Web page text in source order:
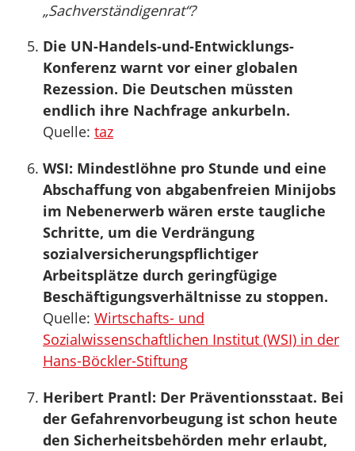
„Sachverständigenrat“?
Die UN-Handels-und-Entwicklungs-
Konferenz warnt vor einer globalen
Rezession. Die Deutschen müssten
endlich ihre Nachfrage ankurbeln.
Quelle: taz
WSI: Mindestlöhne pro Stunde und eine
Abschaffung von abgabenfreien Minijobs
im Nebenerwerb wären erste taugliche
Schritte, um die Verdrängung
sozialversicherungspflichtiger
Arbeitsplätze durch geringfügige
Beschäftigungsverhältnisse zu stoppen.
Quelle: Wirtschafts- und
Sozialwissenschaftlichen Institut (WSI) in der
Hans-Böckler-Stiftung
Heribert Prantl: Der Präventionsstaat. Bei
der Gefahrenvorbeugung ist schon heute
den Sicherheitsbehörden mehr erlaubt,